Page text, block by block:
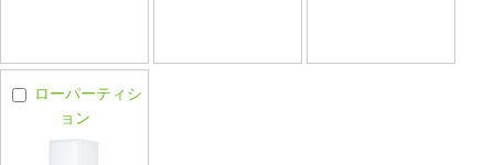
ローパーティシ
ョン